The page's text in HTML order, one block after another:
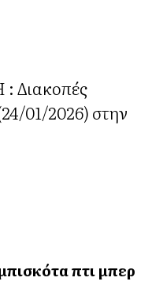
Διακοπές
01/2026) στην
πτι μπερ